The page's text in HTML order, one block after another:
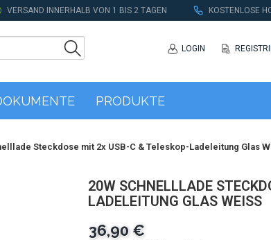
VERSAND INNERHALB VON 1 BIS 2 TAGEN KOSTENLOSE
LOGIN
PRODUKTE
Steckdose mit 2x USB-C & Teleskop-Ladeleitung Glas
20W SCHNELLLADE
LADELEITUNG GLAS WEISS
36,90 €